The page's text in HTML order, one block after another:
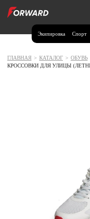
Экипировка Спорт
Москва и МО
Нижегородская область (1)
ГЛАВНАЯ > КАТАЛОГ > ОБУВЬ
КРОССОВКИ ДЛЯ УЛИЦЫ